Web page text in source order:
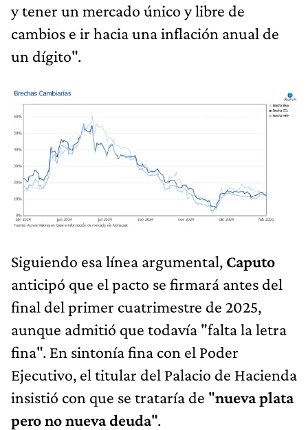
y tener un mercado único y libre de
cambios e ir hacia una inflación anual de
un dígito".
Siguiendo esa línea argumental, Caputo
anticipó que el pacto se firmará antes del
final del primer cuatrimestre de 2025,
aunque admitió que todavía "falta la letra
fina". En sintonía fina con el Poder
Ejecutivo, el titular del Palacio de Hacienda
insistió con que se trataría de "nueva plata
pero no nueva deuda".